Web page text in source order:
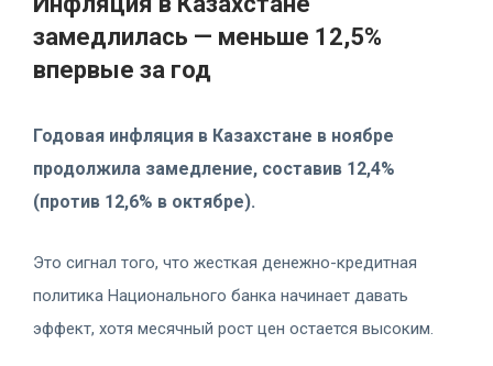
замедлилась — меньше 12,5%
впервые за год
Годовая инфляция в Казахстане в ноябре
продолжила замедление, составив 12,4%
(против 12,6% в октябре).
Это сигнал того, что жесткая денежно-кредитная
политика Национального банка начинает давать
эффект, хотя месячный рост цен остается высоким.